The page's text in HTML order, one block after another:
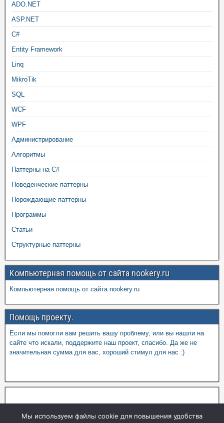
ADO.NET
ASP.NET
C#
Entity Framework
Linq
MikroTik
SQL
WCF
WPF
Администрирование
Алгоритмы
Паттерны на C#
Поведенческие паттерны
Порождающие паттерны
Программы
Статьи
Структурные паттерны
Компьютерная помощь от сайта nookery.ru
Компьютерная помощь от сайта nookery.ru
Помощь проекту.
Если мы помогли вам решить вашу проблему, или вы нашли на
сайте что искали, поддержите наш проект, спасибо. Да же не
значительная сумма для вас, хороший стимул для нас :)
Мы используем файлы cookie для повышения удобства